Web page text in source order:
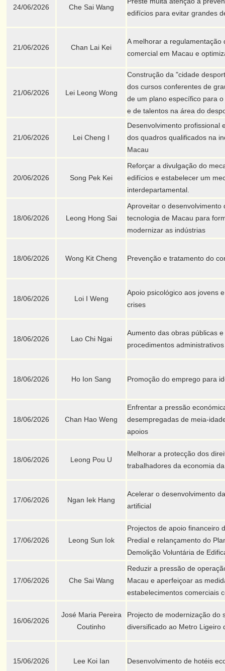
24/06/2026 Che Sai Wang
edifícios para evitar grandes
21/06/2026 Chan Lai Kei
A melhorar a regulamentação
comercial em Macau e
21/06/2026 Lei Leong Wong
Construção da "cidade
dos cursos conferentes de
de um plano específico para
e de talentos na área do
21/06/2026 Lei Cheng I
Desenvolvimento profissional
dos quadros qualificados na
Macau
20/06/2026 Song Pek Kei
Reforçar a divulgação do
edifícios e estabelecer um
interdepartamental.
18/06/2026 Leong Hong Sai
Aproveitar o
tecnologia de Macau para
modernizar as indústrias
18/06/2026 Wong Kit Cheng Prevenção e tratamento do
18/06/2026 Loi I Weng
Apoio psicológico aos jovens
crises
18/06/2026 Lao Chi Ngai
Aumento das obras públicas
procedimentos administrativos
18/06/2026 Ho Ion Sang Promoção do emprego para
18/06/2026 Chan Hao Weng
Enfrentar a pressão
desempregadas de meia-
apoios
18/06/2026 Leong Pou U
Melhorar a protecção dos
trabalhadores da economia
17/06/2026 Ngan Iek Hang
Acelerar o desenvolvimento
artificial
17/06/2026 Leong Sun Iok
Projectos de apoio financeiro
Predial e relançamento do
Demolição Voluntária de
17/06/2026 Che Sai Wang
Reduzir a pressão de
Macau e aperfeiçoar as
estabelecimentos comerciais
16/06/2026
José Maria Pereira
Coutinho
Projecto de modernização do
diversificado ao Metro Ligeiro
15/06/2026 Lee Koi Ian Desenvolvimento de hotéis